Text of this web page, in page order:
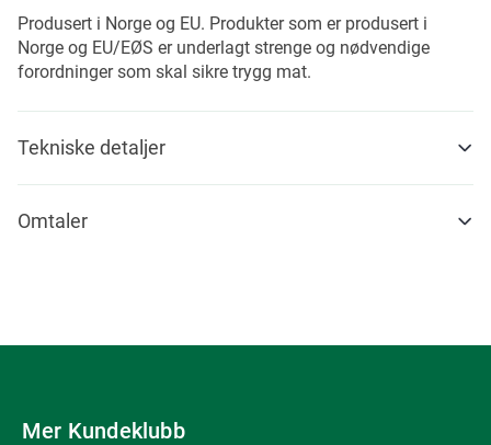
Produsert i Norge og EU. Produkter som er produsert i
Norge og EU/EØS er underlagt strenge og nødvendige
forordninger som skal sikre trygg mat.
Tekniske detaljer
Omtaler
Mer Kundeklubb